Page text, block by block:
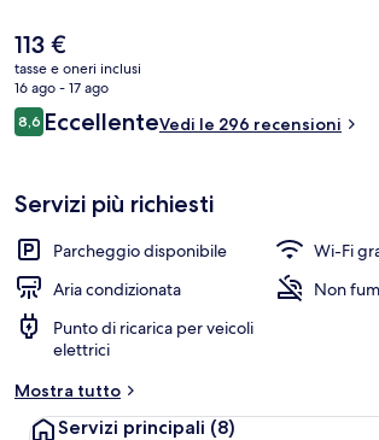
minuti di distanza, mentre Fermata del tram di
min a piedi.
Il
prezzo
attuale
è
113 €
113 €
tasse e oneri inclusi
16 ago - 17 ago
Recensioni
8,68,6 su 10
EccellenteVedi le 296 recensioni
Servizi più richiesti
Parcheggio disponibile
Wi-Fi
Aria condizionata
Non
Punto di ricarica per veicoli
elettrici
Mostra tutto
Servizi principali (8)